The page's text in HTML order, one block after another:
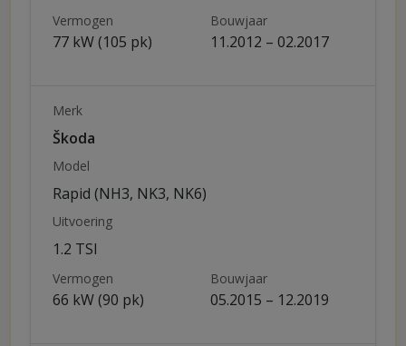
Vermogen
77 kW (105 pk)
Bouwjaar
11.2012 – 02.2017
Merk
Škoda
Model
Rapid (NH3, NK3, NK6)
Uitvoering
1.2 TSI
Vermogen
66 kW (90 pk)
Bouwjaar
05.2015 – 12.2019